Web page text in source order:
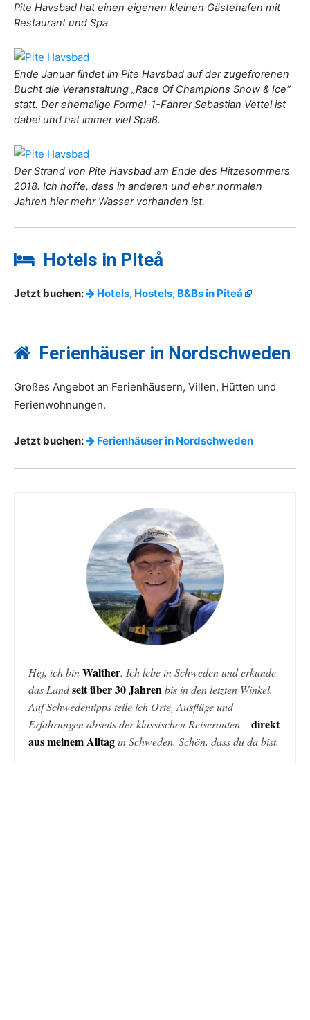
Pite Havsbad hat einen eigenen kleinen Gästehafen mit
Restaurant und Spa.
Ende Januar findet im Pite Havsbad auf der zugefrorenen
Bucht die Veranstaltung „Race Of Champions Snow & Ice“
statt. Der ehemalige Formel-1-Fahrer Sebastian Vettel ist
dabei und hat immer viel Spaß.
Der Strand von Pite Havsbad am Ende des Hitzesommers
2018. Ich hoffe, dass in anderen und eher normalen
Jahren hier mehr Wasser vorhanden ist.
Hotels in Piteå
Jetzt buchen: Hotels, Hostels, B&Bs in Piteå
Ferienhäuser in Nordschweden
Großes Angebot an Ferienhäusern, Villen, Hütten und
Ferienwohnungen.
Jetzt buchen: Ferienhäuser in Nordschweden
Hej, ich binWalther. Ich lebe in Schweden und erkunde
das Landseit über 30 Jahrenbis in den letzten Winkel.
Auf Schwedentipps teile ich Orte, Ausflüge und
Erfahrungen abseits der klassischen Reiserouten –direkt
aus meinem Alltag in Schweden. Schön, dass du da bist.